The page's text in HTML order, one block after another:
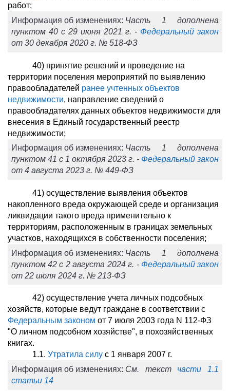
работ;
Информация об изменениях: Часть 1 дополнена
пунктом 40 с 29 июня 2021 г. - Федеральный закон
от 30 декабря 2020 г. № 518-ФЗ
40) принятие решений и проведение на
территории поселения мероприятий по выявлению
правообладателей ранее учтенных объектов
недвижимости, направление сведений о
правообладателях данных объектов недвижимости для
внесения в Единый государственный реестр
недвижимости;
Информация об изменениях: Часть 1 дополнена
пунктом 41 с 1 октября 2023 г. - Федеральный закон
от 4 августа 2023 г. № 449-ФЗ
41) осуществление выявления объектов
накопленного вреда окружающей среде и организация
ликвидации такого вреда применительно к
территориям, расположенным в границах земельных
участков, находящихся в собственности поселения;
Информация об изменениях: Часть 1 дополнена
пунктом 42 с 2 августа 2024 г. - Федеральный закон
от 22 июля 2024 г. № 213-ФЗ
42) осуществление учета личных подсобных
хозяйств, которые ведут граждане в соответствии с
Федеральным законом от 7 июля 2003 года N 112-ФЗ
"О личном подсобном хозяйстве", в похозяйственных
книгах.
1.1. Утратила силу с 1 января 2007 г.
Информация об изменениях: См. текст части 1.1
статьи 14